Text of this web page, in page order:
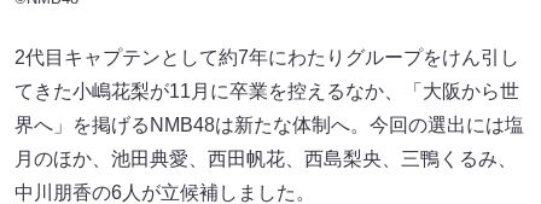
2代目キャプテンとして約7年にわたりグループをけん引し
てきた小嶋花梨が11月に卒業を控えるなか、「大阪から世
界へ」を掲げるNMB48は新たな体制へ。今回の選出には塩
月のほか、池田典愛、西田帆花、西島梨央、三鴨くるみ、
中川朋香の6人が立候補しました。